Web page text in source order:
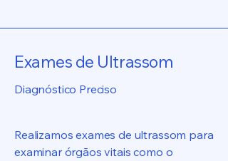
Exames de Ultrassom
Diagnóstico Preciso
Realizamos exames de ultrassom para
examinar órgãos vitais como o